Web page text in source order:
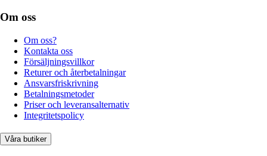
Om oss
Om oss?
Kontakta oss
Försäljningsvillkor
Returer och återbetalningar
Ansvarsfriskrivning
Betalningsmetoder
Priser och leveransalternativ
Integritetspolicy
Våra butiker